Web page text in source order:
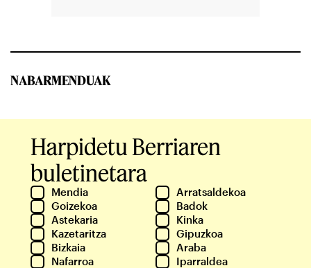
NABARMENDUAK
Harpidetu Berriaren
buletinetara
Mendia
Arratsaldekoa
Goizekoa
Badok
Astekaria
Kinka
Kazetaritza
Gipuzkoa
Bizkaia
Araba
Nafarroa
Iparraldea